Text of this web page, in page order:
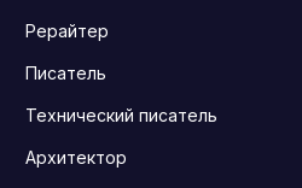
Рерайтер
Писатель
Технический писатель
Архитектор